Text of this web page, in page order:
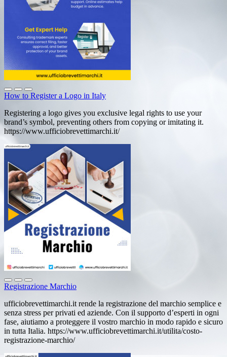
How to Register a Logo in Italy
Registering a logo gives you exclusive legal rights to use your
brand’s symbol, preventing others from copying or imitating it.
https://www.ufficiobrevettimarchi.it/
Registrazione Marchio
ufficiobrevettimarchi.it rende la registrazione del marchio semplice e
senza stress per privati ed aziende. Con il supporto d’esperti in ogni
fase, aiutiamo a proteggere il vostro marchio in modo rapido e sicuro
in tutta Italia. https://www.ufficiobrevettimarchi.it/utilita/costo-
registrazione-marchio/